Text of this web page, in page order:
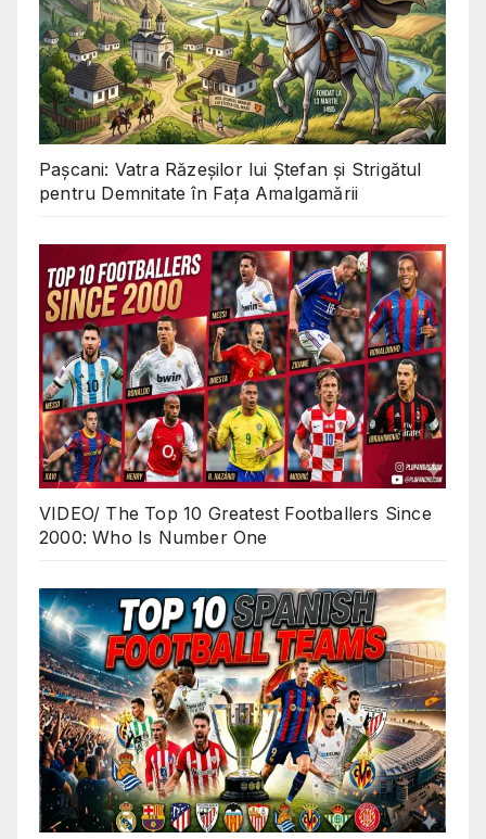
Pașcani: Vatra Răzeșilor lui Ștefan și Strigătul
pentru Demnitate în Fața Amalgamării
VIDEO/ The Top 10 Greatest Footballers Since
2000: Who Is Number One